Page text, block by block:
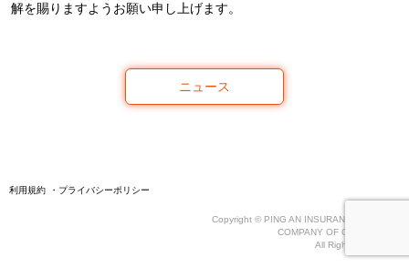
解を賜りますようお願い申し上げます。
ニュース
利用規約 プライバシーポリシー
Copyright © PING AN INSURANCE (GROUP)
COMPANY OF CHINA ，LTD.
All Rights Reserved.